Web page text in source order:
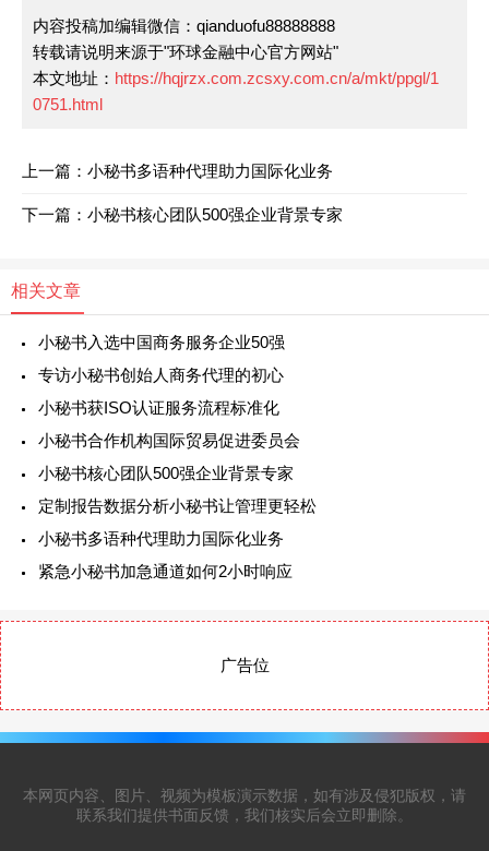
内容投稿加编辑微信：qianduofu88888888
转载请说明来源于"环球金融中心官方网站"
本文地址： https://hqjrzx.com.zcsxy.com.cn/a/mkt/ppgl/1
0751.html
上一篇：小秘书多语种代理助力国际化业务
下一篇：小秘书核心团队500强企业背景专家
相关文章
小秘书入选中国商务服务企业50强
专访小秘书创始人商务代理的初心
小秘书获ISO认证服务流程标准化
小秘书合作机构国际贸易促进委员会
小秘书核心团队500强企业背景专家
定制报告数据分析小秘书让管理更轻松
小秘书多语种代理助力国际化业务
紧急小秘书加急通道如何2小时响应
广告位
本网页内容、图片、视频为模板演示数据，如有涉及侵犯版权，请
联系我们提供书面反馈，我们核实后会立即删除。